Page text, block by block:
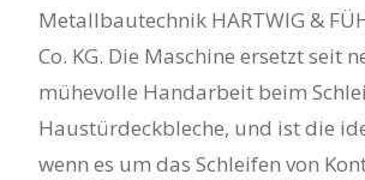
Metallbautechnik HARTWIG &
Co. KG. Die Maschine ersetzt seit
mühevolle Handarbeit beim
Haustürdeckbleche, und ist die
wenn es um das Schleifen von